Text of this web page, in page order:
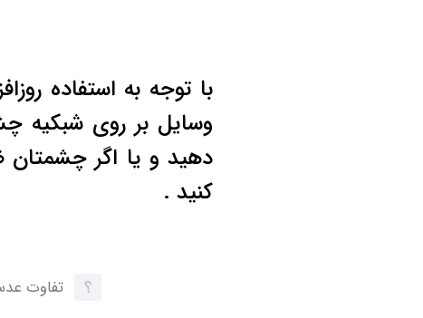
با توجه به استفاده
وسایل بر روی شبکیه
دهید و یا اگر
کنید .
تفاوت